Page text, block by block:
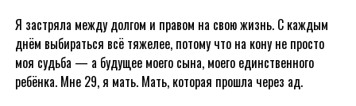
Я застряла между долгом и правом на свою жизнь. С каждым
днём выбираться всё тяжелее, потому что на кону не просто
моя судьба — а будущее моего сына, моего единственного
ребёнка. Мне 29, я мать. Мать, которая прошла через ад.